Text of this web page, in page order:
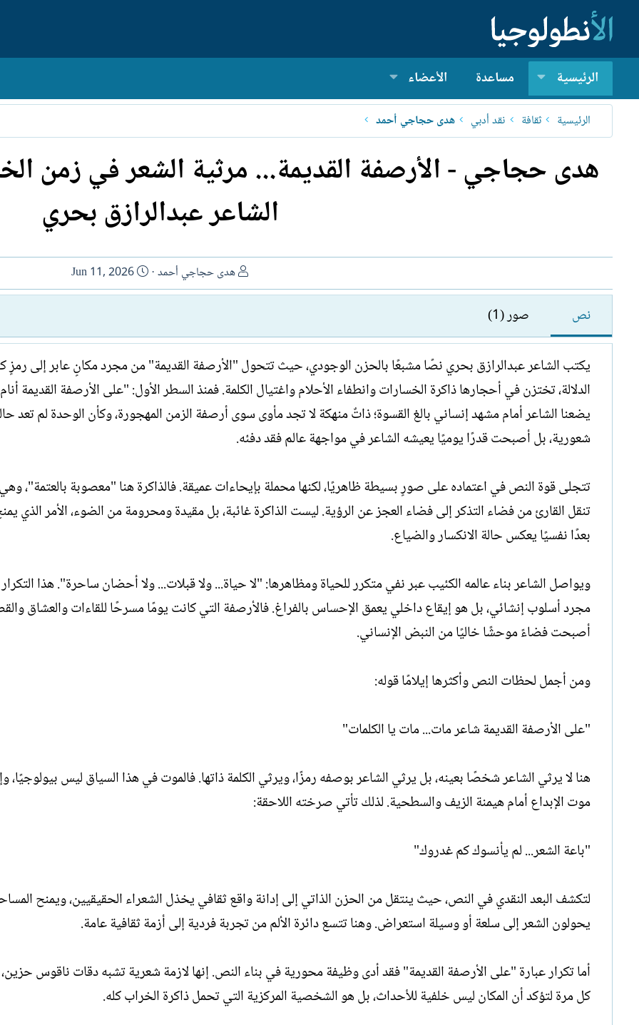
الرئيسية مساعدة الأعضاء
الرئيسية ثقافة نقد أدبي ھدى حجاجي أحمد
هدى حجاجي - الأرصفة القديمة... مرثية الشعر في زمن
الشاعر عبدالرازق بحري
ا
ل
ت
ب
ھدى حجاجي أحمد
ت
ا
خ
ل
إ
ن
ش
Jun 11, 2026
نص صور (1)
يكتب الشاعر عبدالرازق بحري نصًا مشبعًا بالحزن الوجودي، حيث تتحول "الأرصفة القديمة" من مجرد مكانٍ عابر إلى رمزٍ
الدلالة، تختزن في أحجارها ذاكرة الخسارات وانطفاء الأحلام واغتيال الكلمة. فمنذ السطر الأول: "على الأرصفة القديمة
يضعنا الشاعر أمام مشهد إنساني بالغ القسوة؛ ذاتٌ منهكة لا تجد مأوى سوى أرصفة الزمن المهجورة، وكأن الوحدة لم تعد
شعورية، بل أصبحت قدرًا يوميًا يعيشه الشاعر في مواجهة عالم فقد دفئه.
تتجلى قوة النص في اعتماده على صورٍ بسيطة ظاهريًا، لكنها محملة بإيحاءات عميقة. فالذاكرة هنا "معصوبة بالعتمة"،
تنقل القارئ من فضاء التذكر إلى فضاء العجز عن الرؤية. ليست الذاكرة غائبة، بل مقيدة ومحرومة من الضوء، الأمر الذي
بعدًا نفسيًا يعكس حالة الانكسار والضياع.
ويواصل الشاعر بناء عالمه الكئيب عبر نفي متكرر للحياة ومظاهرها: "لا حياة... ولا قبلات... ولا أحضان ساحرة". هذا
مجرد أسلوب إنشائي، بل هو إيقاع داخلي يعمق الإحساس بالفراغ. فالأرصفة التي كانت يومًا مسرحًا للقاءات والعشاق
أصبحت فضاءً موحشًا خاليًا من النبض الإنساني.
ومن أجمل لحظات النص وأكثرها إيلامًا قوله:
"على الأرصفة القديمة شاعر مات... مات يا الكلمات"
هنا لا يرثي الشاعر شخصًا بعينه، بل يرثي الشاعر بوصفه رمزًا، ويرثي الكلمة ذاتها. فالموت في هذا السياق ليس بيولوجيًا،
موت الإبداع أمام هيمنة الزيف والسطحية. لذلك تأتي صرخته اللاحقة:
"باعة الشعر... لم يأنسوك كم غدروك"
لتكشف البعد النقدي في النص، حيث ينتقل من الحزن الذاتي إلى إدانة واقع ثقافي يخذل الشعراء الحقيقيين، ويمنح
يحولون الشعر إلى سلعة أو وسيلة استعراض. وهنا تتسع دائرة الألم من تجربة فردية إلى أزمة ثقافية عامة.
أما تكرار عبارة "على الأرصفة القديمة" فقد أدى وظيفة محورية في بناء النص. إنها لازمة شعرية تشبه دقات ناقوس
كل مرة لتؤكد أن المكان ليس خلفية للأحداث، بل هو الشخصية المركزية التي تحمل ذاكرة الخراب كله.